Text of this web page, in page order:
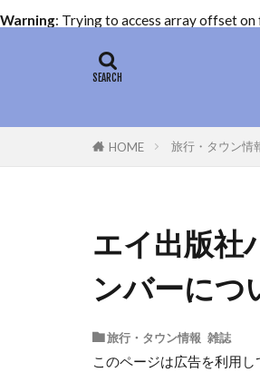
Warning: Trying to access array offset on
HOME 旅行・タウン情
エイ出版社
ンバーにつ
旅行・タウン情報 雑誌
このページは広告を利用し